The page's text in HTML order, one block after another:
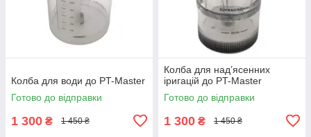
Колба для води до PT-Master
Готово до відправки
1 300 ₴ 1 450 ₴
Колба для над’ясенних
іригацій до PT-Master
Готово до відправки
1 300 ₴ 1 450 ₴